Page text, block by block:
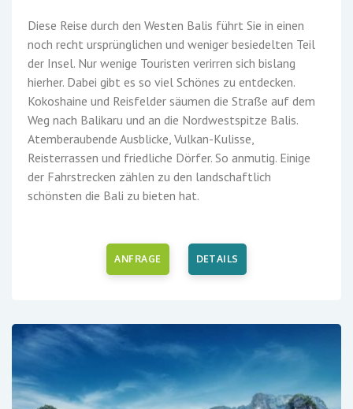
Diese Reise durch den Westen Balis führt Sie in einen
noch recht ursprünglichen und weniger besiedelten Teil
der Insel. Nur wenige Touristen verirren sich bislang
hierher. Dabei gibt es so viel Schönes zu entdecken.
Kokoshaine und Reisfelder säumen die Straße auf dem
Weg nach Balikaru und an die Nordwestspitze Balis.
Atemberaubende Ausblicke, Vulkan-Kulisse,
Reisterrassen und friedliche Dörfer. So anmutig. Einige
der Fahrstrecken zählen zu den landschaftlich
schönsten die Bali zu bieten hat.
ANFRAGE DETAILS